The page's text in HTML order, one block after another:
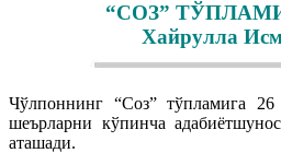
“СОЗ”
Хайрулла
Чўлпоннинг “Соз” тўпламига
шеърларни кўпинча
аташади.